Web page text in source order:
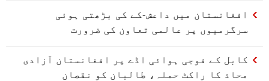
افغانستان میں داعش-کے کی بڑھتی ہوئی
سرگرمیوں پر عالمی تعاون کی ضرورت
کابل کے فوجی ہوائی اڈے پر افغانستان آزادی
محاذ کا راکٹ حملہ، طالبان کو نقصان